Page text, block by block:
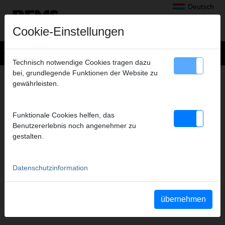
Deutsch
SERVICE
Kundendienstwerkstätten
Altgeräterücknahme
Cookie-Einstellungen
Technisch notwendige Cookies tragen dazu
bei, grundlegende Funktionen der Website zu
gewährleisten.
Funktionale Cookies helfen, das
Benutzererlebnis noch angenehmer zu
gestalten.
Datenschutzinformation
übernehmen